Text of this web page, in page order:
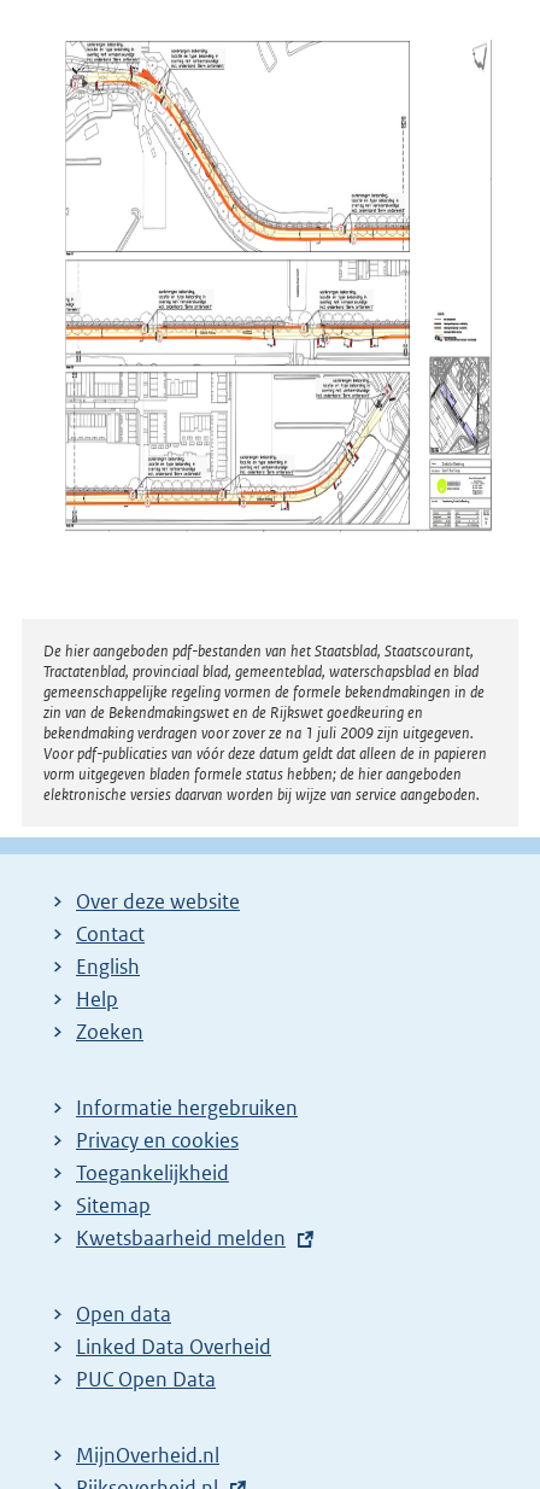
l
Disclaimer
De hier aangeboden pdf-bestanden van het Staatsblad, Staatscourant,
Tractatenblad, provinciaal blad, gemeenteblad, waterschapsblad en blad
gemeenschappelijke regeling vormen de formele bekendmakingen in de
zin van de Bekendmakingswet en de Rijkswet goedkeuring en
bekendmaking verdragen voor zover ze na 1 juli 2009 zijn uitgegeven.
Voor pdf-publicaties van vóór deze datum geldt dat alleen de in papieren
vorm uitgegeven bladen formele status hebben; de hier aangeboden
elektronische versies daarvan worden bij wijze van service aangeboden.
Over deze website
Contact
English
Help
Zoeken
Informatie hergebruiken
Privacy en cookies
Toegankelijkheid
Sitemap
E
t
e
r
l
Kwetsbaarheid melden
Open data
Linked Data Overheid
PUC Open Data
MijnOverheid.nl